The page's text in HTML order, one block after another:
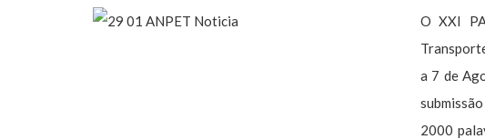
O XXI
a 7 de
2000